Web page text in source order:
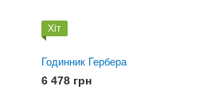
Хіт
Годинник Гербера
6 478 грн